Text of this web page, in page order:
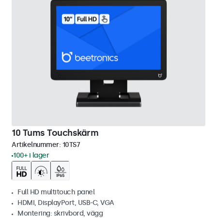
10 Tums Touchskärm
Artikelnummer: 10TS7
100+ i lager
Full HD multitouch panel
HDMI, DisplayPort, USB-C, VGA
Montering: skrivbord, vägg